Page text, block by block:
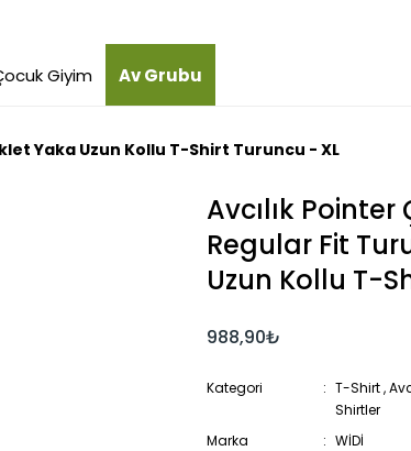
Giyim Av Grubu
Yaka Uzun Kollu T-Shirt Turuncu - XL
Avcılık Pointer
Regular Fit
Uzun Kollu T-
988,90₺
Kategori T-Shirt,
Shirtler
Marka
WİDİ